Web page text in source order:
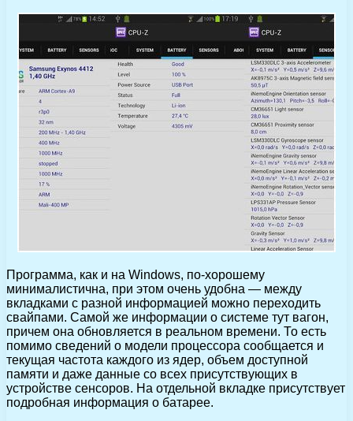
Программа, как и на Windows, по-хорошему
минималистична, при этом очень удобна — между
вкладками с разной информацией можно переходить
свайпами. Самой же информации о системе тут вагон,
причем она обновляется в реальном времени. То есть
помимо сведений о модели процессора сообщается и
текущая частота каждого из ядер, объем доступной
памяти и даже данные со всех присутствующих в
устройстве сенсоров. На отдельной вкладке присутствует
подробная информация о батарее.